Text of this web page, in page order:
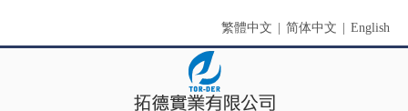
繁體中文 简体中文 English